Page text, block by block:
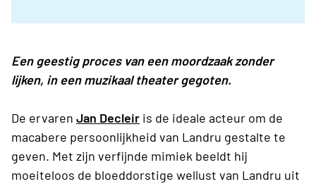
Een geestig proces van een moordzaak zonder
lijken, in een muzikaal theater gegoten.
De ervaren Jan Decleir is de ideale acteur om de
macabere persoonlijkheid van Landru gestalte te
geven. Met zijn verfijnde mimiek beeldt hij
moeiteloos de bloeddorstige wellust van Landru uit